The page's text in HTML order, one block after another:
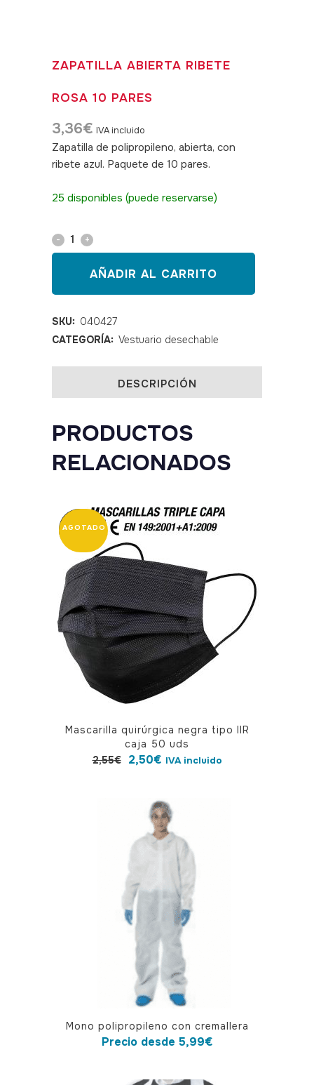
ZAPATILLA ABIERTA RIBETE
ROSA 10 PARES
3,36€ IVA incluido
Zapatilla de polipropileno, abierta, con
ribete azul. Paquete de 10 pares.
25 disponibles (puede reservarse)
Zapatilla
ribete
rosa
10
pares
quantity
AÑADIR AL CARRITO
SKU: 040427
CATEGORÍA: Vestuario desechable
DESCRIPCIÓN
PRODUCTOS
RELACIONADOS
OFERTA
Mascarilla quirúrgica negra tipo IIR
caja 50 uds
2,55€
El
era:
2,55€.
2,50€El
es:
2,50€.
IVA incluido
producto
Mono polipropileno con cremallera
Precio desde 5,99€